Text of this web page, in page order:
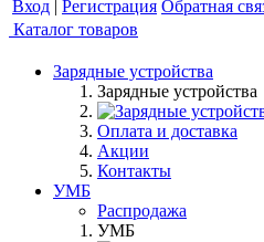
Вход | Регистрация Обратная
Каталог товаров
Зарядные устройства
Зарядные устройства
Оплата и доставка
Акции
Контакты
УМБ
Распродажа
УМБ